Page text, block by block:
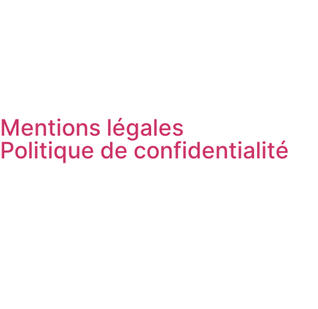
Mentions légales
Politique de confidentialité